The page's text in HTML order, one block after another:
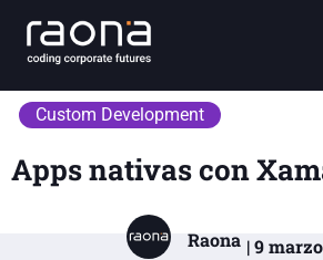
Custom Development
Apps nativas con
Raona | 9